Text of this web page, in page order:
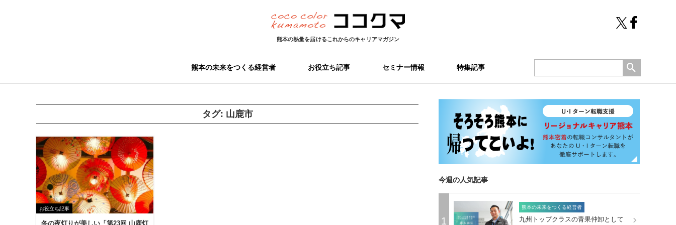
熊本の熱量を届けるこれからのキャリアマガジン
熊本の未来をつくる経営者 お役立ち記事 セミナー情報 特集記事
タグ: 山鹿市
お役立ち記事
冬の夜灯りが美しい「第23回 山鹿灯
今週の人気記事
1
熊本の未来をつくる経営者
九州トップクラスの青果仲卸として